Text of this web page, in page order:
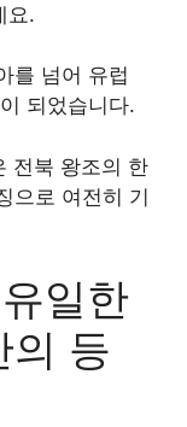
요.
를 넘어 유럽
되었습니다.
전북 왕조의 한
으로 여전히 기
일한
의 등